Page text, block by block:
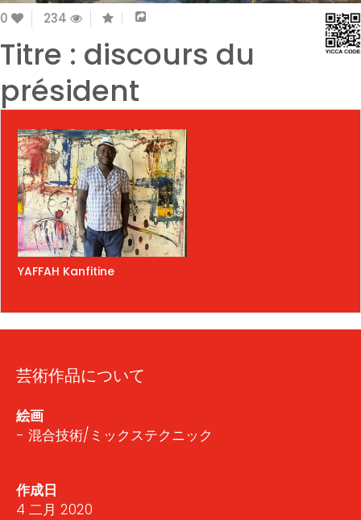
0 234
Titre : discours du
président
YAFFAH Kanfitine
芸術作品について
絵画
- 混合技術/ミックステクニック
作成日
4 二月 2020